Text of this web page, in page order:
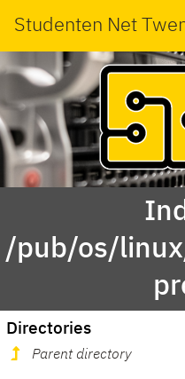
Studenten Net
/pub/os/
Directories
Parent directory